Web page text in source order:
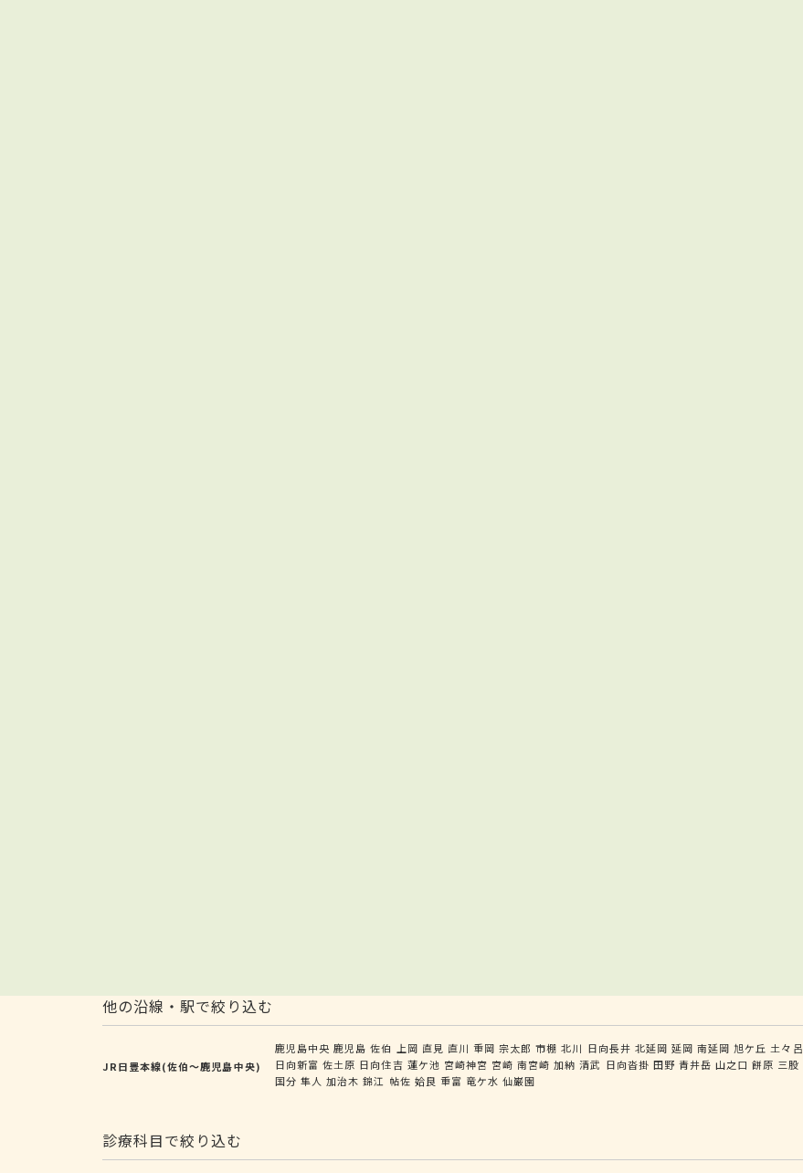
他の沿線・駅で絞り込む
JR日豊本線(佐伯～鹿児島中央)
鹿児島中央 鹿児島 佐伯 上岡 直見 直川 重岡 宗太郎 市棚 北川 日向長井 北延岡 延岡 南延岡 旭ケ丘 土々呂
日向新富 佐土原 日向住吉 蓮ケ池 宮崎神宮 宮崎 南宮崎 加納 清武 日向沓掛 田野 青井岳 山之口 餅原 三股
国分 隼人 加治木 錦江 帖佐 姶良 重富 竜ケ水 仙巌園
診療科目で絞り込む